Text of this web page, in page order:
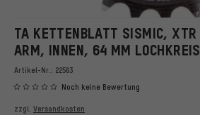
TA KETTENBLATT SISMIC,
ARM, INNEN, 64 MM LOCHKREIS
Artikel-Nr.: 22563
Noch keine Bewertung
zzgl. Versandkosten